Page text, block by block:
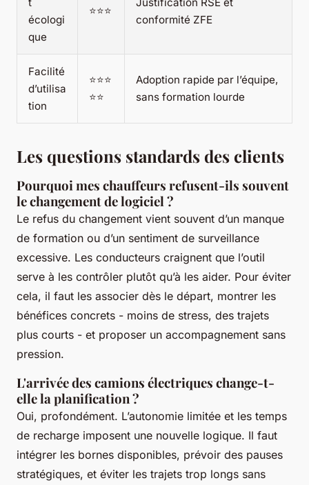
écologi
que
⭐⭐⭐
conformité ZFE
Facilité
d’utilisa
tion
⭐⭐⭐
⭐⭐
Adoption rapide par l’équipe,
sans formation lourde
Les questions standards des clients
Pourquoi mes chauffeurs refusent-ils souvent
le changement de logiciel ?
Le refus du changement vient souvent d’un manque
de formation ou d’un sentiment de surveillance
excessive. Les conducteurs craignent que l’outil
serve à les contrôler plutôt qu’à les aider. Pour éviter
cela, il faut les associer dès le départ, montrer les
bénéfices concrets - moins de stress, des trajets
plus courts - et proposer un accompagnement sans
pression.
L'arrivée des camions électriques change-t-
elle la planification ?
Oui, profondément. L’autonomie limitée et les temps
de recharge imposent une nouvelle logique. Il faut
intégrer les bornes disponibles, prévoir des pauses
stratégiques, et éviter les trajets trop longs sans